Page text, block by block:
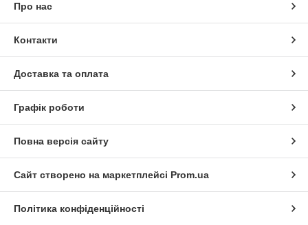
Про нас
Контакти
Доставка та оплата
Графік роботи
Повна версія сайту
Сайт створено на маркетплейсі Prom.ua
Політика конфіденційності